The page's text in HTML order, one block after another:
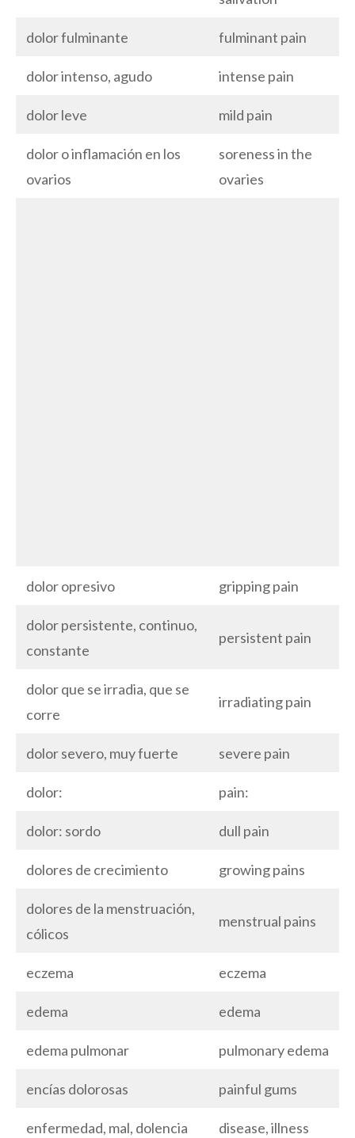
dolor fulminante fulminant pain
dolor intenso, agudo intense pain
dolor leve mild pain
dolor o inflamación en los
ovarios
soreness in the
ovaries
dolor opresivo gripping pain
dolor persistente, continuo,
constante
persistent pain
dolor que se irradia, que se
corre
irradiating pain
dolor severo, muy fuerte severe pain
dolor: pain:
dolor: sordo dull pain
dolores de crecimiento growing pains
dolores de la menstruación,
cólicos
menstrual pains
eczema eczema
edema edema
edema pulmonar pulmonary edema
encías dolorosas painful gums
enfermedad, mal, dolencia disease, illness